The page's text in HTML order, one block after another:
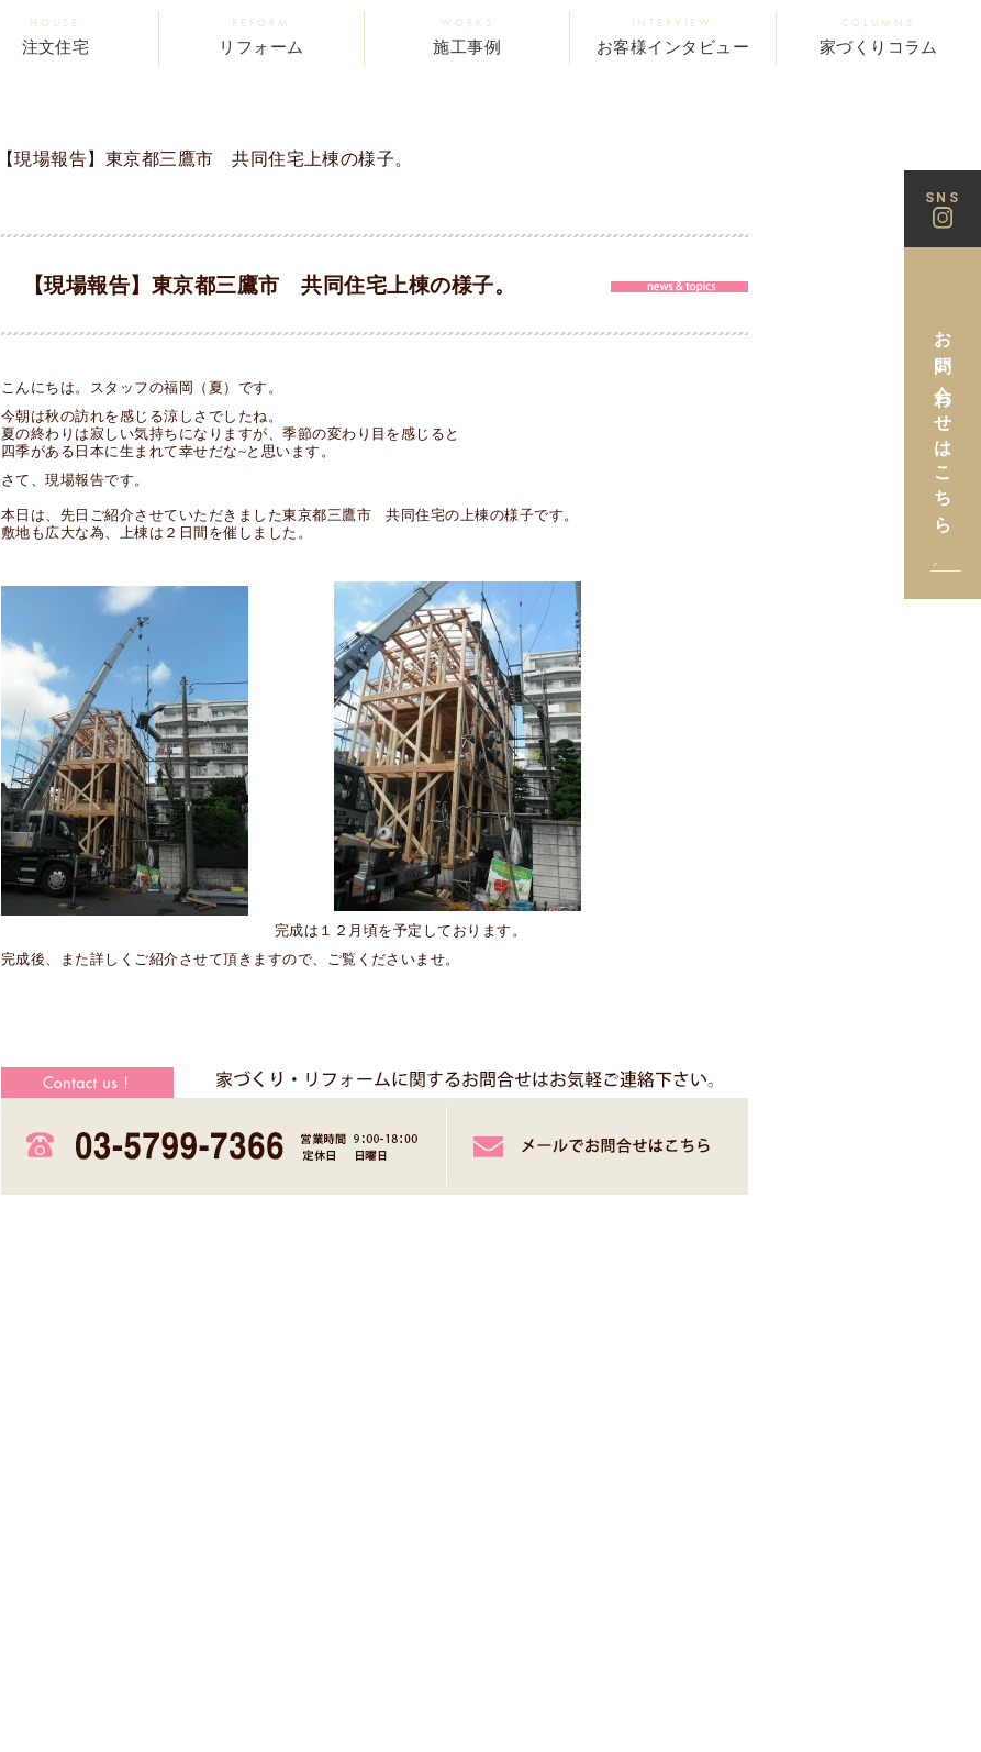
SNS
お問い合わせはこちら
HOUSE
注文住宅
REFORM
リフォーム
WORKS
施工事例
INTERVIEW
お客様インタビュー
COLUMNS
家づくりコラム
【現場報告】東京都三鷹市 共同住宅上棟の様子。
【現場報告】東京都三鷹市 共同住宅上棟の様子。
こんにちは。スタッフの福岡（夏）です。
今朝は秋の訪れを感じる涼しさでしたね。
夏の終わりは寂しい気持ちになりますが、季節の変わり目を感じると
四季がある日本に生まれて幸せだな~と思います。
さて、現場報告です。
本日は、先日ご紹介させていただきました東京都三鷹市 共同住宅の上棟の様子です。
敷地も広大な為、上棟は２日間を催しました。
完成は１２月頃を予定しております。
完成後、また詳しくご紹介させて頂きますので、ご覧くださいませ。